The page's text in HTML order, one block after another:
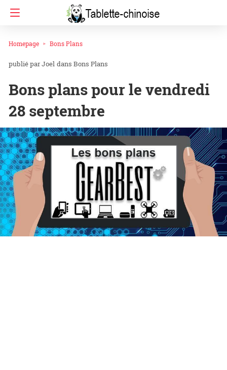
Homepage Bons Plans
Joel dans Bons Plans
Bons plans pour le vendredi
28 septembre